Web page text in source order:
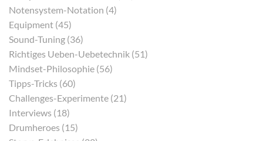
Notensystem-Notation (4)
Equipment (45)
Sound-Tuning (36)
Richtiges Ueben-Uebetechnik (51)
Mindset-Philosophie (56)
Tipps-Tricks (60)
Challenges-Experimente (21)
Interviews (18)
Drumheroes (15)